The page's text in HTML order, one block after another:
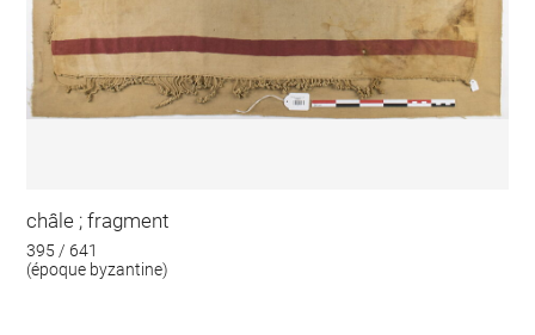
châle ; fragment
395 / 641
(époque byzantine)